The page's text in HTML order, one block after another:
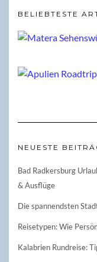
BELIEBTESTE
NEUESTE
Bad Radkersburg
& Ausflüge
Die spannendsten
Reisetypen: Wie
Kalabrien Rundreise: